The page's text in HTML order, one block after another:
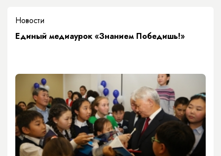
Новости
Единый медиаурок «Знанием Победишь!»